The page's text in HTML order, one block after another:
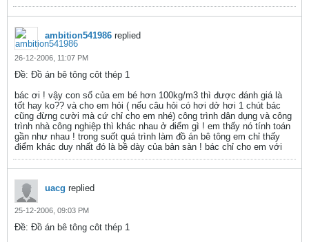
ambition541986 replied
26-12-2006, 11:07 PM
Ðề: Đồ án bê tông côt thép 1
bác ơi ! vậy con số của em bé hơn 100kg/m3 thì được đánh giá là
tốt hay ko?? và cho em hỏi ( nếu câu hỏi có hơi dở hơi 1 chút bác
cũng đừng cười mà cứ chỉ cho em nhé) công trình dân dụng và công
trình nhà công nghiệp thì khác nhau ở điểm gì ! em thấy nó tính toán
gần như nhau ! trong suốt quá trình làm đồ án bê tông em chỉ thấy
điểm khác duy nhất đó là bề dày của bản sàn ! bác chỉ cho em với
uacg replied
25-12-2006, 09:03 PM
Ðề: Đồ án bê tông côt thép 1